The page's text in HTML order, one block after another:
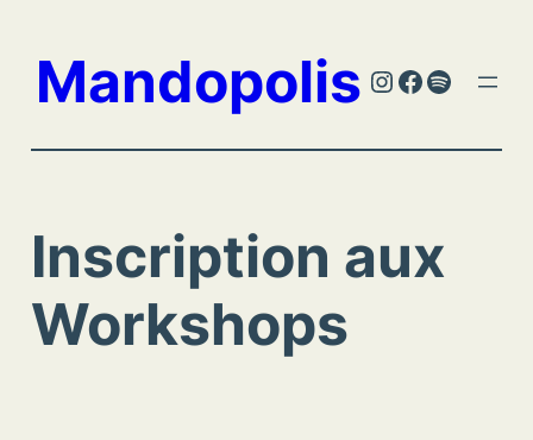
contenu
Mandopolis Instagram
Facebook
Spotify
Inscription aux
Workshops